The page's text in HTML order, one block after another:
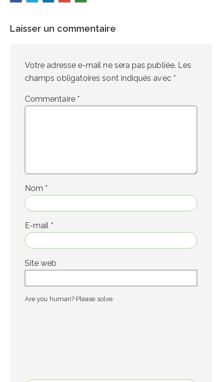
Laisser un commentaire
Votre adresse e-mail ne sera pas publiée. Les
champs obligatoires sont indiqués avec *
Commentaire *
Nom*
E-mail *
Site web
Are you human? Please solve: